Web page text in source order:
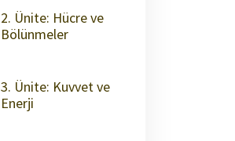
2. Ünite: Hücre ve
Bölünmeler
3. Ünite: Kuvvet ve
Enerji